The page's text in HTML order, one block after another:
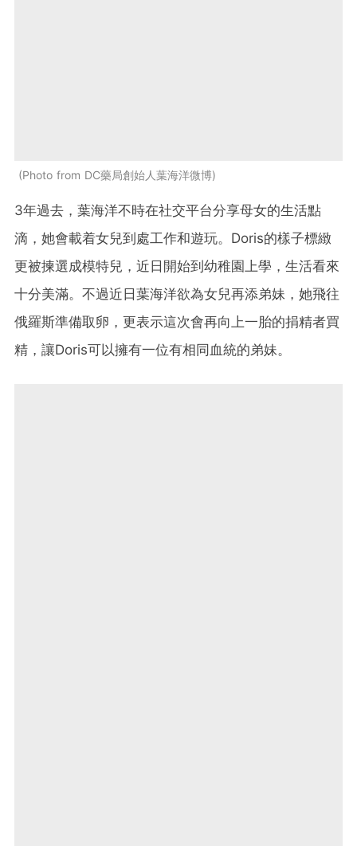
Photo from DC藥局創始人葉海洋微博
3年過去，葉海洋不時在社交平台分享母女的生活點
滴，她會載着女兒到處工作和遊玩。Doris的樣子標緻
更被揀選成模特兒，近日開始到幼稚園上學，生活看來
十分美滿。不過近日葉海洋欲為女兒再添弟妹，她飛往
俄羅斯準備取卵，更表示這次會再向上一胎的捐精者買
精，讓Doris可以擁有一位有相同血統的弟妹。